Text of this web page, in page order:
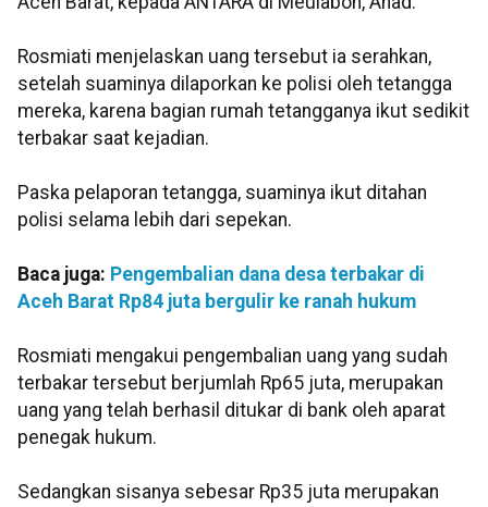
Rosmiati menjelaskan uang tersebut ia serahkan,
setelah suaminya dilaporkan ke polisi oleh tetangga
mereka, karena bagian rumah tetangganya ikut sedikit
terbakar saat kejadian.
Paska pelaporan tetangga, suaminya ikut ditahan
polisi selama lebih dari sepekan.
Baca juga: Pengembalian dana desa terbakar di
Aceh Barat Rp84 juta bergulir ke ranah hukum
Rosmiati mengakui pengembalian uang yang sudah
terbakar tersebut berjumlah Rp65 juta, merupakan
uang yang telah berhasil ditukar di bank oleh aparat
penegak hukum.
Sedangkan sisanya sebesar Rp35 juta merupakan